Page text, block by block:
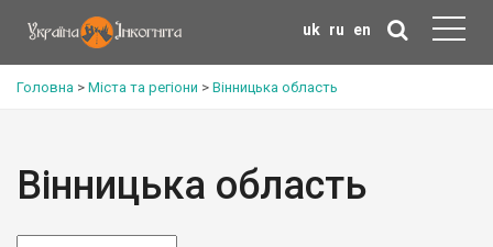
uk ru en
Головна > Міста та регіони > Вінницька область
Вінницька область